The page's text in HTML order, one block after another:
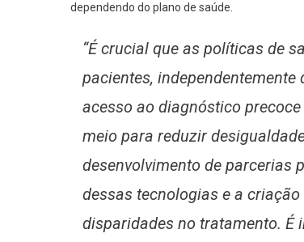
dependendo do plano de saúde.
“É crucial que as políticas de
pacientes, independentemente
acesso ao diagnóstico
meio para reduzir
desenvolvimento de parcerias
dessas tecnologias e a
disparidades no tratamento. É